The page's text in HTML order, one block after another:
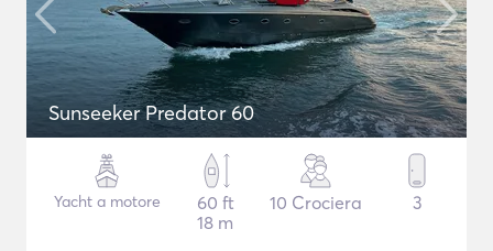
Sunseeker Predator 60
Yacht a motore
60 ft
18 m
10 Crociera 3